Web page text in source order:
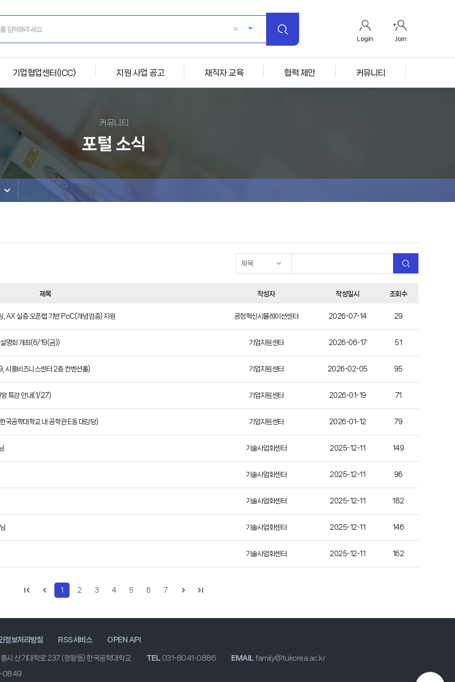
Login Join
기업협업센터(ICC) 지원 사업 공고 재직자 교육 협력 제안 커뮤니티
커뮤니티
포털 소식
제목 작성자 작성일시 조회수
, AX 실증 오픈랩 기반 PoC(개념검증) 지원 공정혁신시뮬레이션센터 2026-07-14 29
명회 개최(6/19(금)) 기업지원센터 2026-06-17 51
시흥비즈니스센터 2층 컨벤션홀) 기업지원센터 2026-02-05 95
망 특강 안내(1/27) 기업지원센터 2026-01-19 71
공학대학교 내 공학관 E동 대강당) 기업지원센터 2026-01-12 79
기술사업화센터 2025-12-11 149
기술사업화센터 2025-12-11 96
기술사업화센터 2025-12-11 182
기술사업화센터 2025-12-11 146
기술사업화센터 2025-12-11 162
1 2 3 4 5 6 7
정보처리방침 RSS서비스 OPEN API
시 산기대학로 237 (정왕동) 한국공학대학교 TEL 031-8041-0886 EMAILfamily@tukorea.ac.kr
0849